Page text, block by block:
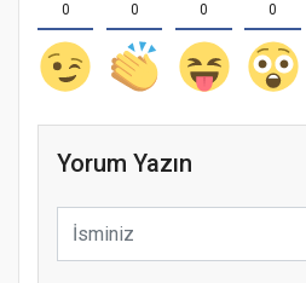
0 0 0 0
Yorum Yazın